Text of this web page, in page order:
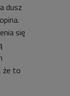
dusz
się
że to